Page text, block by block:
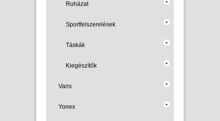
Ruházat
Sportfelszerelések
Táskák
Kiegészítők
Vans
Yonex